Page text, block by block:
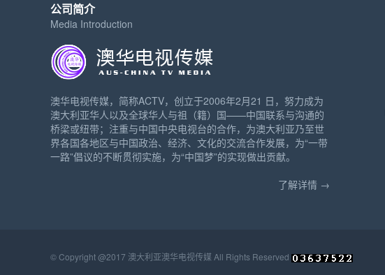
公司简介
Media Introduction
澳华电视传媒，简称ACTV，创立于2006年2月21 日，努力成为
澳大利亚华人以及全球华人与祖（籍）国——中国联系与沟通的
桥梁或纽带；注重与中国中央电视台的合作，为澳大利亚乃至世
界各国各地区与中国政治、经济、文化的交流合作发展，为“一带
一路”倡议的不断贯彻实施，为“中国梦”的实现做出贡献。
了解详情 →
© Copyright @2017 澳大利亚澳华电视传媒 All Rights Reserved